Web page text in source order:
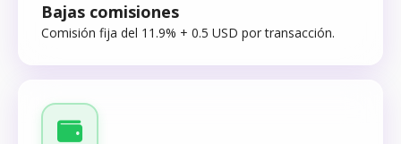
Bajas comisiones
Comisión fija del 11.9% + 0.5 USD por transacción.